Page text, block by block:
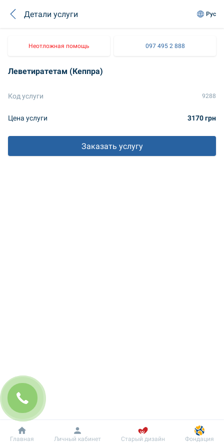
Детали услуги Рус
Неотложная помощь 097 495 2 888
Леветиратетам (Кеппра)
Код услуги 9288
Цена услуги 3170 грн
Заказать услугу
Добробут Информация Пациенту
Главная Личный кабинет Старый дизайн Фондация